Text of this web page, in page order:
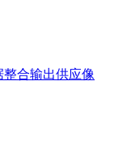
合输出供应像